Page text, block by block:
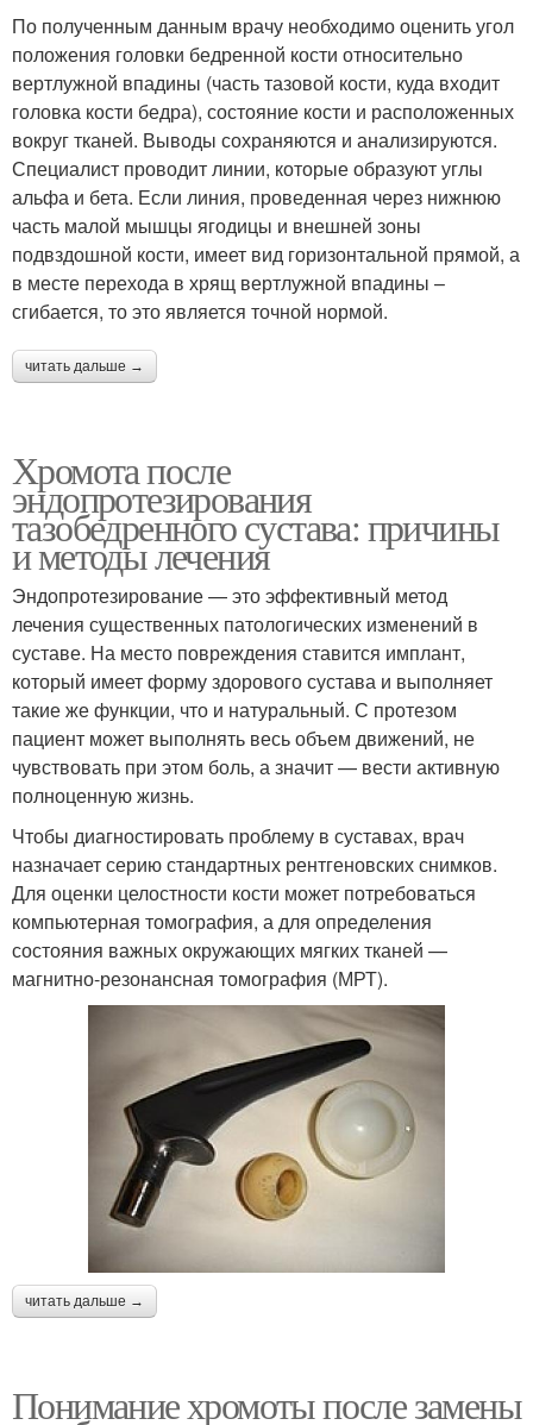
По полученным данным врачу необходимо оценить угол
положения головки бедренной кости относительно
вертлужной впадины (часть тазовой кости, куда входит
головка кости бедра), состояние кости и расположенных
вокруг тканей. Выводы сохраняются и анализируются.
Специалист проводит линии, которые образуют углы
альфа и бета. Если линия, проведенная через нижнюю
часть малой мышцы ягодицы и внешней зоны
подвздошной кости, имеет вид горизонтальной прямой, а
в месте перехода в хрящ вертлужной впадины –
сгибается, то это является точной нормой.
читать дальше →
Хромота после
эндопротезирования
тазобедренного сустава: причины
и методы лечения
Эндопротезирование — это эффективный метод
лечения существенных патологических изменений в
суставе. На место повреждения ставится имплант,
который имеет форму здорового сустава и выполняет
такие же функции, что и натуральный. С протезом
пациент может выполнять весь объем движений, не
чувствовать при этом боль, а значит — вести активную
полноценную жизнь.
Чтобы диагностировать проблему в суставах, врач
назначает серию стандартных рентгеновских снимков.
Для оценки целостности кости может потребоваться
компьютерная томография, а для определения
состояния важных окружающих мягких тканей —
магнитно-резонансная томография (МРТ).
читать дальше →
Понимание хромоты после замены